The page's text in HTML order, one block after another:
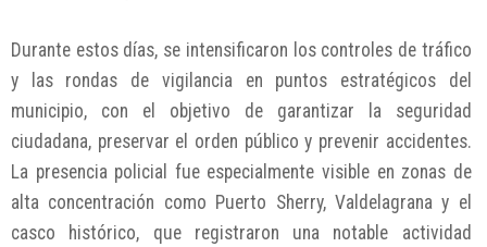
Durante estos días, se intensificaron los controles de tráfico
y las rondas de vigilancia en puntos estratégicos del
municipio, con el objetivo de garantizar la seguridad
ciudadana, preservar el orden público y prevenir accidentes.
La presencia policial fue especialmente visible en zonas de
alta concentración como Puerto Sherry, Valdelagrana y el
casco histórico, que registraron una notable actividad